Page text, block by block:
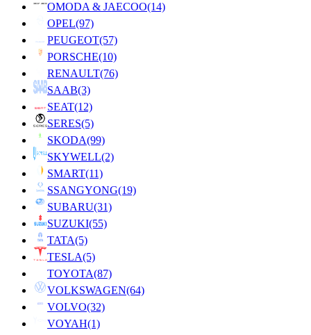
OMODA & JAECOO(14)
OPEL(97)
PEUGEOT(57)
PORSCHE(10)
RENAULT(76)
SAAB(3)
SEAT(12)
SERES(5)
SKODA(99)
SKYWELL(2)
SMART(11)
SSANGYONG(19)
SUBARU(31)
SUZUKI(55)
TATA(5)
TESLA(5)
TOYOTA(87)
VOLKSWAGEN(64)
VOLVO(32)
VOYAH(1)